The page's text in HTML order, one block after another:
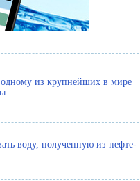
одному из крупнейших в мире
воду, полученную из нефте-